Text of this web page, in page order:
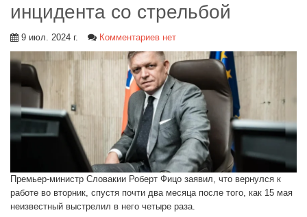
инцидента со стрельбой
9 июл. 2024 г. Комментариев нет
Премьер-министр Словакии Роберт Фицо заявил, что вернулся к
работе во вторник, спустя почти два месяца после того, как 15 мая
неизвестный выстрелил в него четыре раза.